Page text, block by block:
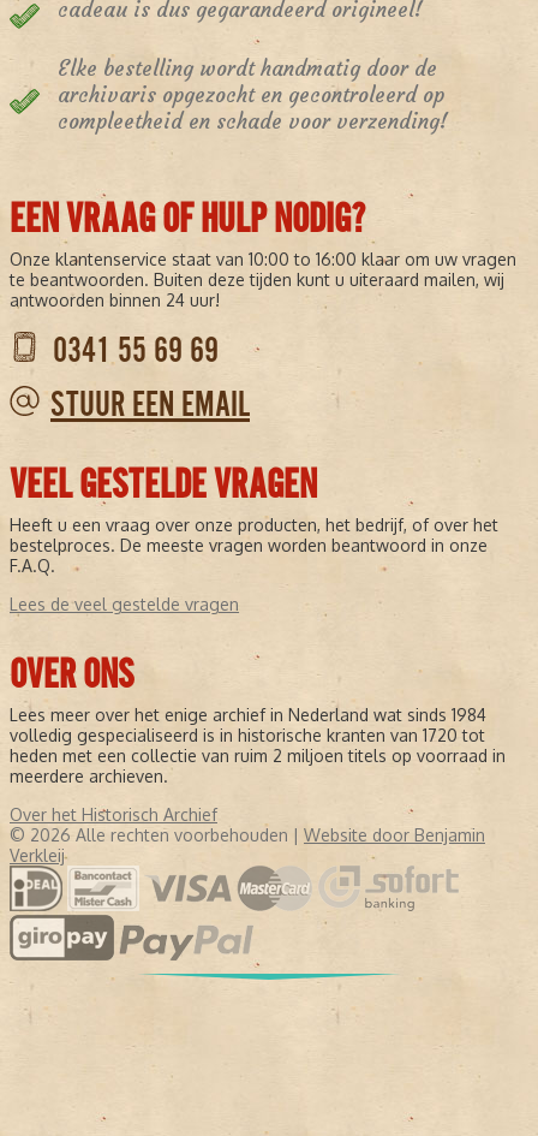
cadeau is dus gegarandeerd origineel!
Elke bestelling wordt handmatig door de
archivaris opgezocht en gecontroleerd op
compleetheid en schade voor verzending!
EEN VRAAG OF HULP NODIG?
Onze klantenservice staat van 10:00 to 16:00 klaar om uw vragen
te beantwoorden. Buiten deze tijden kunt u uiteraard mailen, wij
antwoorden binnen 24 uur!
0341 55 69 69
STUUR EEN EMAIL
VEEL GESTELDE VRAGEN
Heeft u een vraag over onze producten, het bedrijf, of over het
bestelproces. De meeste vragen worden beantwoord in onze
F.A.Q.
Lees de veel gestelde vragen
OVER ONS
Lees meer over het enige archief in Nederland wat sinds 1984
volledig gespecialiseerd is in historische kranten van 1720 tot
heden met een collectie van ruim 2 miljoen titels op voorraad in
meerdere archieven.
Over het Historisch Archief
© 2026 Alle rechten voorbehouden | Website door Benjamin
Verkleij